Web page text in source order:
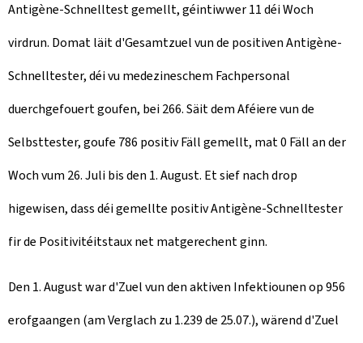
Antigène-Schnelltest gemellt, géintiwwer 11 déi Woch
virdrun. Domat läit d'Gesamtzuel vun de positiven Antigène-
Schnelltester, déi vu medezineschem Fachpersonal
duerchgefouert goufen, bei 266. Säit dem Aféiere vun de
Selbsttester, goufe 786 positiv Fäll gemellt, mat 0 Fäll an der
Woch vum 26. Juli bis den 1. August. Et sief nach drop
higewisen, dass déi gemellte positiv Antigène-Schnelltester
fir de Positivitéitstaux net matgerechent ginn.
Den 1. August war d'Zuel vun den aktiven Infektiounen op 956
erofgaangen (am Verglach zu 1.239 de 25.07.), wärend d'Zuel